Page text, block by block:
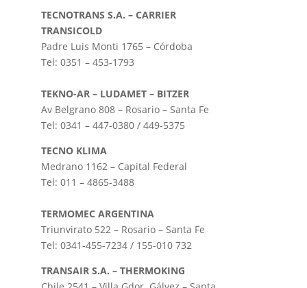
TECNOTRANS S.A. – CARRIER
TRANSICOLD
Padre Luis Monti 1765 – Córdoba
Tel: 0351 – 453-1793
TEKNO-AR – LUDAMET – BITZER
Av Belgrano 808 – Rosario – Santa Fe
Tel: 0341 – 447-0380 / 449-5375
TECNO KLIMA
Medrano 1162 – Capital Federal
Tel: 011 – 4865-3488
TERMOMEC ARGENTINA
Triunvirato 522 – Rosario – Santa Fe
Tel: 0341-455-7234 / 155-010 732
TRANSAIR S.A. – THERMOKING